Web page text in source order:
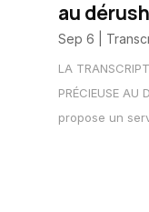
au
Sep 6
LA
PRÉCIEUSE AU
propose un